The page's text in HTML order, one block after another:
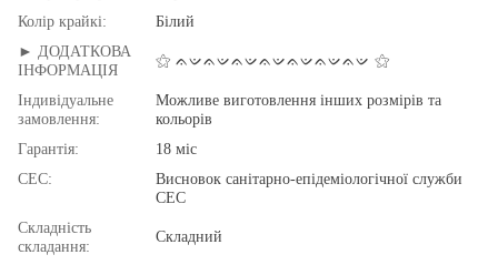
Колір крайкі:
Білий
► ДОДАТКОВА
ІНФОРМАЦІЯ
⚝ ᨊᨉᨊᨉᨊᨉᨊᨉᨊᨉᨊᨉᨊᨉ ⚝
Індивідуальне
замовлення:
Можливе виготовлення інших розмірів та
кольорів
Гарантія:
18 міс
СЕС:
Висновок санітарно-епідеміологічної служби
СЕС
Складність
складання:
Складний